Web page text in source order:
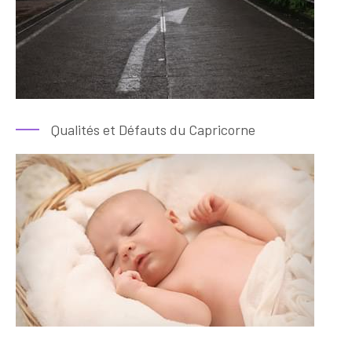
Qualités et Défauts du Capricorne